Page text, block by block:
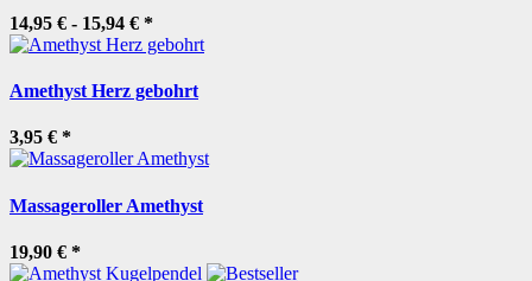
14,95 € - 15,94 € *
Amethyst Herz gebohrt
3,95 € *
Massageroller Amethyst
19,90 € *